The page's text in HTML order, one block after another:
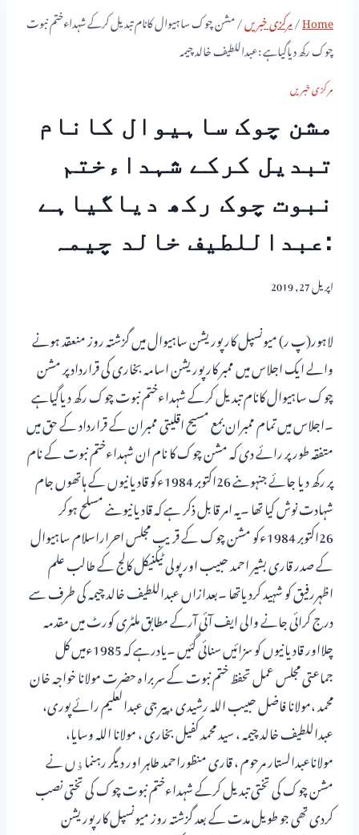
Home
/مرکزی خبریں/مشن چوک ساہیوال کانام تبدیل کرکے شہداءختم نبوت
چوک رکھ دیاگیاہے :عبداللطیف خالد چیمہ
مرکزی خبریں
مشن چوک ساہیوال کانام
تبدیل کرکے شہداءختم
نبوت چوک رکھ دیاگیاہے
:عبداللطیف خالد چیمہ
اپریل 27, 2019
لاہور(پ ر) میونسپل کارپوریشن ساہیوال میں گزشتہ روز منعقد ہونے
والے ایک اجلاس میں ممبر کارپوریشن اسامہ بخاری کی قرارداد پر مشن
چوک ساہیوال کانام تبدیل کرکے شہداءختم نبوت چوک رکھ دیاگیاہے
۔اجلاس میں تمام ممبران بمع مسیح اقلیتی ممبران کے قرارداد کے حق میں
متفقہ طورپر رائے دی کہ مشن چوک کا نام ان شہداءختم نبوت کے نام
پر رکھ دیا جائے جنہوںنے 26اکتوبر 1984ءکو قادیانیوں کے ہاتھوں جام
شہادت نوش کیا تھا ۔یہ امر قابل ذکر ہے کہ قادیانیوںنے مسلح ہوکر
26اکتوبر 1984ءکو مشن چوک کے قریب مجلس احراراسلام ساہیوال
کے صدر قاری بشیر احمد حبیب اور پولی ٹیکنیکل کالج کے طالب علم
اظہررفیق کو شہید کردیاتھا ۔بعدازاں عبداللطیف خالد چیمہ کی طرف سے
درج کرائی جانے والی ایف آئی آرکے مطابق ملٹری کورٹ میں مقدمہ
چلااور قادیانیوں کو سزائیں سنائی گئیں ۔یادرہے کہ 1985ءمیں کل
جماعتی مجلس عمل تحفظ ختم نبوت کے سربرا ہ حضرت مولانا خواجہ خان
محمد ،مولانا فاضل حبیب اللہ رشیدی ، پیر جی عبدالعلیم رائے پوری،
عبداللطیف خالد چیمہ ، سید محمد کفیل بخاری ، مولانا اللہ وسایا،
مولاناعبدالستار مرحوم ، قاری منظوراحمد طاہر اور دیگر رہنماﺅں نے
مشن چوک کی تختی تبدیل کرکے شہداءختم نبوت چوک کی تختی نصب
کردی تھی جو طویل مدت کے بعد گزشتہ روز میونسپل کارپوریشن